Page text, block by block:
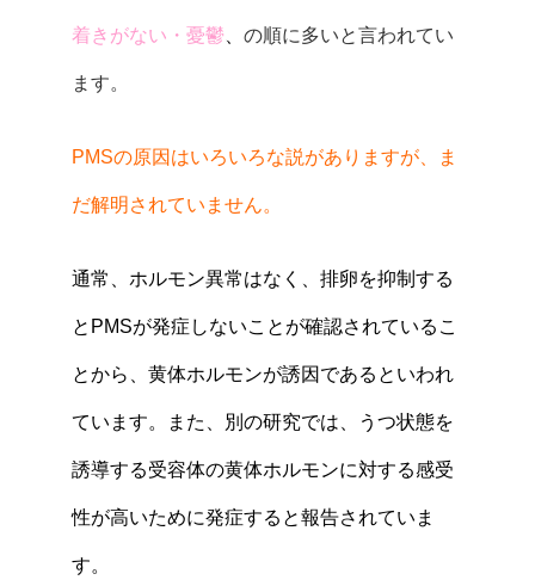
着きがない・憂鬱 の順に多いと言われてい
ます。
PMSの原因はいろいろな説がありますが、ま
だ解明されていません。
通常、ホルモン異常はなく、排卵を抑制する
とPMSが発症しないことが確認されているこ
とから、黄体ホルモンが誘因であるといわれ
ています。また、別の研究では、うつ状態を
誘導する受容体の黄体ホルモンに対する感受
性が高いために発症すると報告されていま
す。